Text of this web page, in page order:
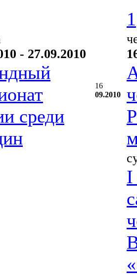
1
- 27.09.2010
среди
16
09.2010
I